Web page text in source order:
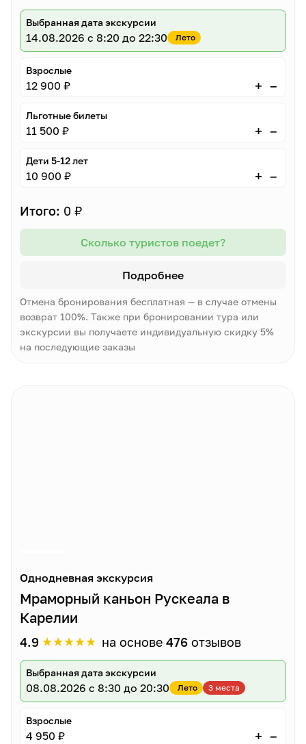
Выбранная дата экскурсии
14.08.2026 с 8:20 до 22:30 Лето
Взрослые
12 900 ₽ + –
Льготные билеты
11 500 ₽ + –
Дети 5-12 лет
10 900 ₽ + –
Итого: 0 ₽
Сколько туристов поедет?
Подробнее
Отмена бронирования бесплатная — в случае отмены
возврат 100%. Также при бронировании тура или
экскурсии вы получаете индивидуальную скидку 5%
на последующие заказы
Однодневная экскурсия
Мраморный каньон Рускеала в
Карелии
4.9 ★★★★★ на основе 476 отзывов
Выбранная дата экскурсии
08.08.2026 с 8:30 до 20:30 Лето 3 места
Взрослые
4 950 ₽ + –